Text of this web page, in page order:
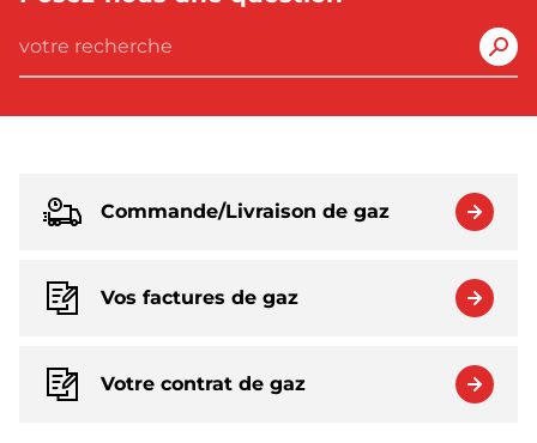
Commande/Livraison de gaz
Vos factures de gaz
Votre contrat de gaz